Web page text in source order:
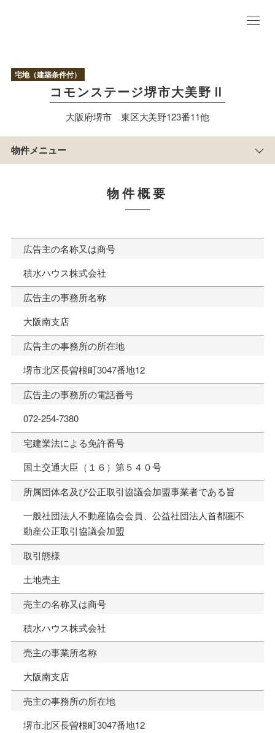
宅地（建築条件付）
コモンステージ堺市大美野Ⅱ
大阪府堺市 東区大美野123番11他
物件メニュー
TO
現地写真／参考
報
アクセス／周辺
概
づくり
物件概要
広告主の名称又は商号
積水ハウス株式会社
広告主の事務所名称
大阪南支店
広告主の事務所の所在地
堺市北区長曽根町3047番地12
広告主の事務所の電話番号
072-254-7380
宅建業法による免許番号
国土交通大臣（１６）第５４０号
所属団体名及び公正取引協議会加盟事業者である旨
一般社団法人不動産協会会員、公益社団法人首都圏不
動産公正取引協議会加盟
取引態様
土地売主
売主の名称又は商号
積水ハウス株式会社
売主の事業所名称
大阪南支店
売主の事務所の所在地
堺市北区長曽根町3047番地12